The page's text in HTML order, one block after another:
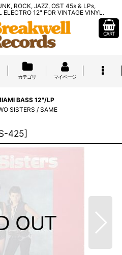
ROCK, JAZZ, OST 45s & LPs,
12" FOR VINTAGE VINYL.
CART
カテゴリ マイページ
BASS 12"/LP
SISTERS / SAME
425]